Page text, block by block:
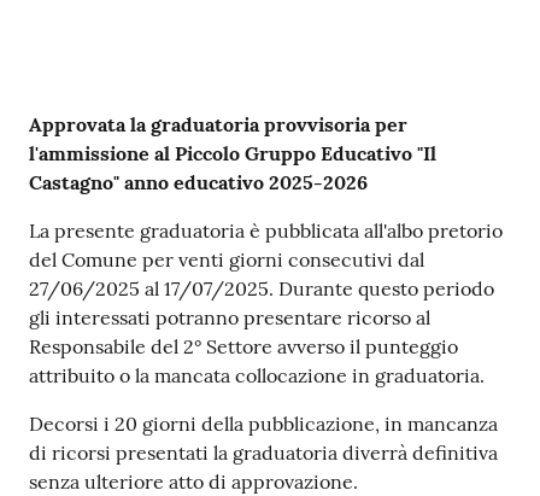
Contenuto
Approvata la graduatoria provvisoria per
l'ammissione al Piccolo Gruppo Educativo "Il
Castagno" anno educativo 2025-2026
La presente graduatoria è pubblicata all'albo pretorio
del Comune per venti giorni consecutivi dal
27/06/2025 al 17/07/2025. Durante questo periodo
gli interessati potranno presentare ricorso al
Responsabile del 2° Settore avverso il punteggio
attribuito o la mancata collocazione in graduatoria.
Decorsi i 20 giorni della pubblicazione, in mancanza
di ricorsi presentati la graduatoria diverrà definitiva
senza ulteriore atto di approvazione.